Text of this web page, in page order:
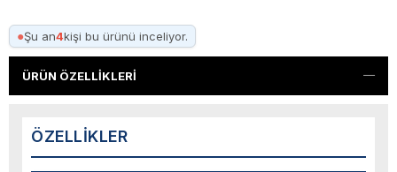
●Şu an4kişi bu ürünü inceliyor.
ÜRÜN ÖZELLIKLERI
ÖZELLIKLER